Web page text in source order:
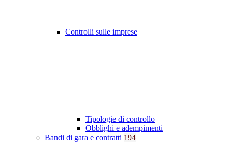
Controlli sulle imprese
Tipologie di controllo
Obblighi e adempimenti
Bandi di gara e contratti 194